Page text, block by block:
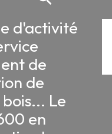
d'activité
de
de
Le
en